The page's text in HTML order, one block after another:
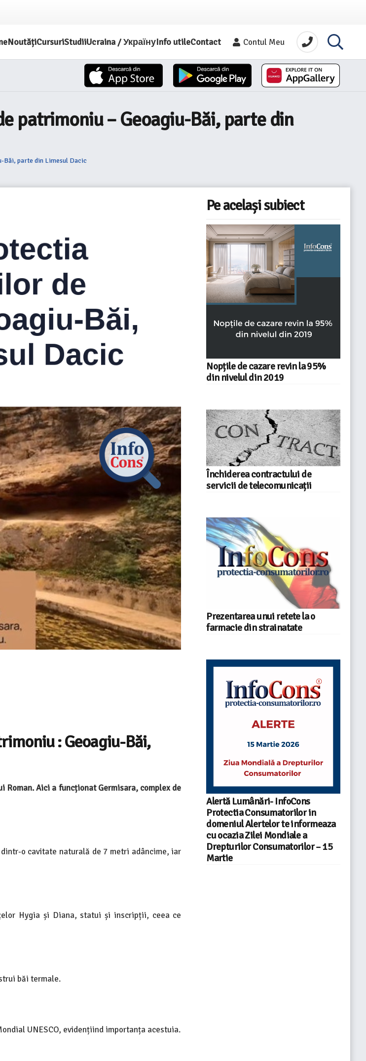
NoutățiCursuriStudiiUcraina / УкраїнуInfo utileContact Contul Meu
patrimoniu – Geoagiu-Băi, parte din
parte din Limesul Dacic
: Geoagiu-Băi,
Aici a funcționat Germisara, complex de
o cavitate naturală de 7 metri adâncime, iar
Hygia și Diana, statui și inscripții, ceea ce
băi termale.
UNESCO, evidențiind importanța acestuia.
Pe același subiect
Nopțile de cazare revin la 95%
din nivelul din 2019
Închiderea contractului de
servicii de telecomunicații
Prezentarea unui retete la o
farmacie din strainatate
Alertă Lumânări- InfoCons
Protectia Consumatorilor in
domeniul Alertelor te informeaza
cu ocazia Zilei Mondiale a
Drepturilor Consumatorilor – 15
Martie